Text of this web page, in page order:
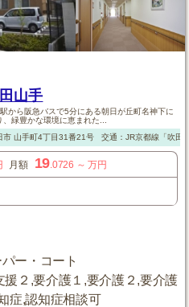
山手
から阪急バスで5分にある朝日が丘町名神下に
緑豊かな環境に恵まれた...
市山手町4丁目31番21号 交通：JR京都線「吹田
月額 19.0726 ～万円
ー・コート
援２,要介護１,要介護２,要介護
症,認知症相談可